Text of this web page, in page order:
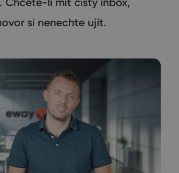
si nenechte ujít.